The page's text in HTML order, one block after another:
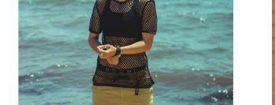
Другое
Пол:
Мужские
Категория:
Солнцезащитные
Бренд:
Oakley
Использование:
Спорт